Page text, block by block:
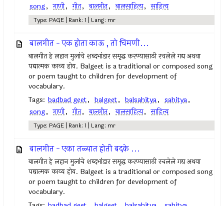
song, गाणी, गीत, बालगीत, बालसाहित्य, साहित्य
Type: PAGE | Rank: 1 | Lang: mr
बालगीत - एक होता काऊ , तो चिमणी...
बालगीत हे लहान मुलांचे शब्दभांडार समृद्ध करण्यासाठी रचलेले गद्य अथवा
पद्यात्मक काव्य होय. Balgeet is a traditional or composed song
or poem taught to children for development of
vocabulary.
Tags: badbad geet, balgeet, balsahitya, sahitya,
song, गाणी, गीत, बालगीत, बालसाहित्य, साहित्य
Type: PAGE | Rank: 1 | Lang: mr
बालगीत - एका तळ्यात होती बदके ...
बालगीत हे लहान मुलांचे शब्दभांडार समृद्ध करण्यासाठी रचलेले गद्य अथवा
पद्यात्मक काव्य होय. Balgeet is a traditional or composed song
or poem taught to children for development of
vocabulary.